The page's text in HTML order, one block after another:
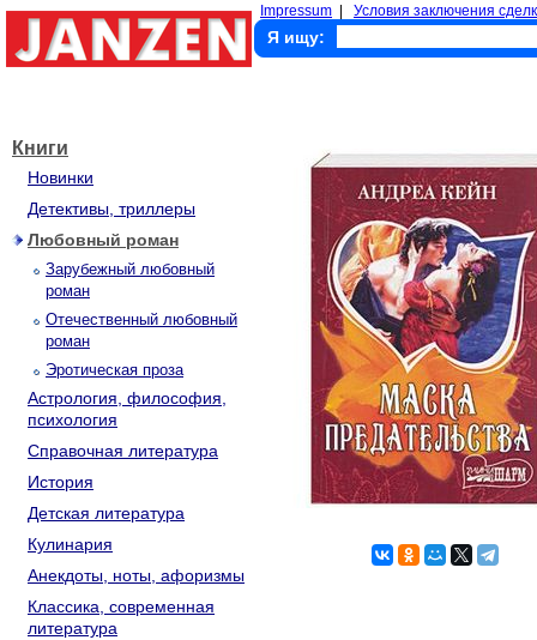
Impressum Условия заключения
Я ищу:
Книги
Новинки
Детективы, триллеры
Любовный роман
Зарубежный любовный
роман
Отечественный любовный
роман
Эротическая проза
Астрология, философия,
психология
Справочная литература
История
Детская литература
Кулинария
Анекдоты, ноты, афоризмы
Классика, современная
литература